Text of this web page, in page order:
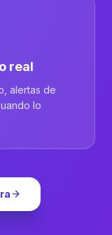
real
alertas de
lo